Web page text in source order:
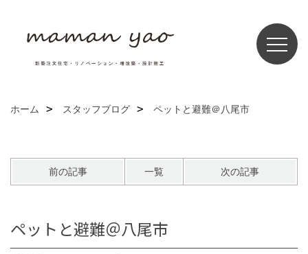
ホーム スタッフブログ ペットと避難＠八尾市
前の記事 一覧 次の記事
ペットと避難＠八尾市